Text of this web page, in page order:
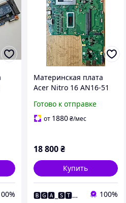
Материнская плата
Acer Nitro 16 AN16-51
ZGS
Готово к отправке
от 1880₴/мес
18 800₴
Купить
🅱🅶🅰_🆂🆃🅾🆁🅴 100%